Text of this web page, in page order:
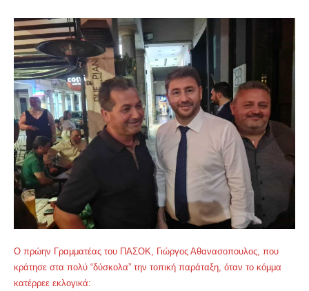
Ο πρώην Γραμματέας του ΠΑΣΟΚ, Γιώργος Αθανασοπουλος, που
κράτησε στα πολύ “δύσκολα” την τοπική παράταξη, όταν το κόμμα
κατέρρεε εκλογικά: